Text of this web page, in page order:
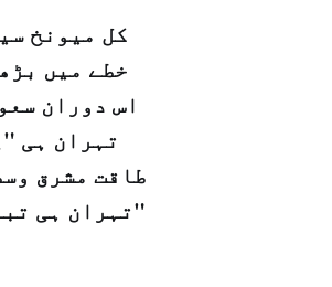
کل میونخ
خطے میں
اس دوران
تہران ہی
طاقت مشرق
"تہران ہی